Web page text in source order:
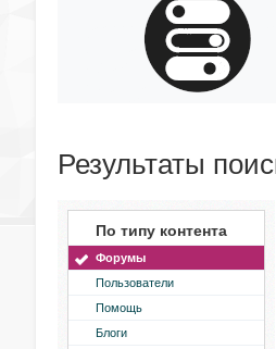
Результаты
По типу контента
Форумы
Пользователи
Помощь
Блоги